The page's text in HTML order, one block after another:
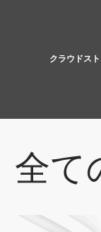
クラウドス
全て